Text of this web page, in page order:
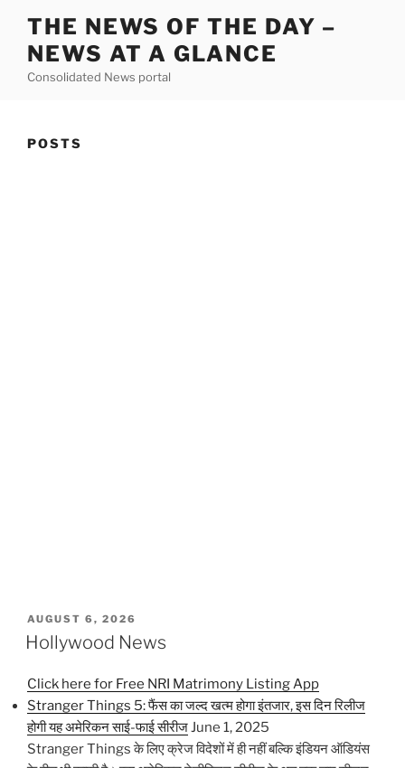
content
THE NEWS OF THE DAY –
NEWS AT A GLANCE
Consolidated News portal
POSTS
POSTED
ON
AUGUST 6, 2026
Hollywood News
Click here for Free NRI Matrimony Listing App
Stranger Things 5: फैंस का जल्द खत्म होगा इंतजार, इस दिन रिलीज
होगी यह अमेरिकन साई-फाई सीरीजJune 1, 2025
Stranger Things के लिए क्रेज विदेशों में ही नहीं बल्कि इंडियन ऑडियंस